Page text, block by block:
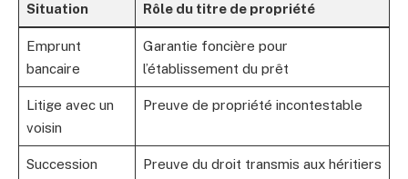
Situation Rôle du titre de propriété
Emprunt
bancaire
Garantie foncière pour
l’établissement du prêt
Litige avec un
voisin
Preuve de propriété incontestable
Succession Preuve du droit transmis aux héritiers